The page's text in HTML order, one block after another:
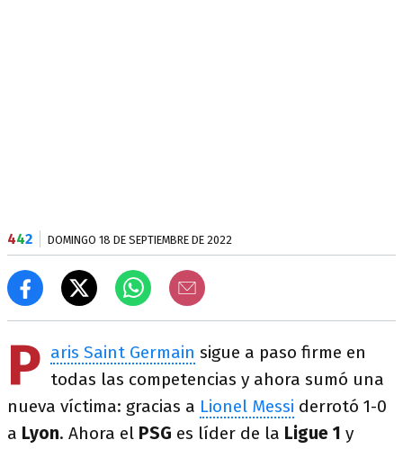
442 DOMINGO 18 DE SEPTIEMBRE DE 2022
P aris Saint Germain sigue a paso firme en
todas las competencias y ahora sumó una
nueva víctima: gracias a Lionel Messi derrotó 1-0
a Lyon. Ahora el PSG es líder de la Ligue 1 y